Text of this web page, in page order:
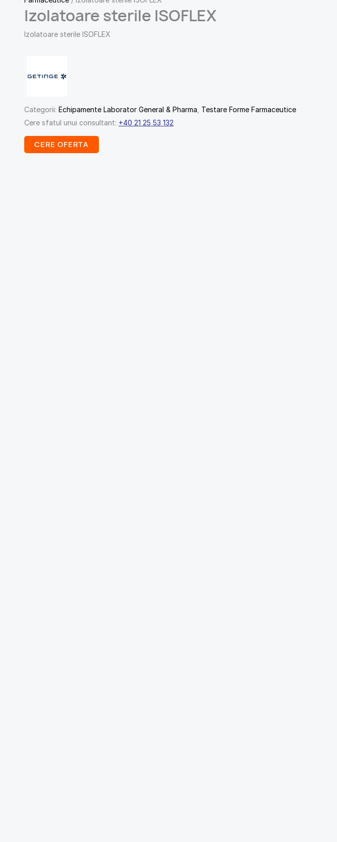
Izolatoare sterile ISOFLEX
Izolatoare sterile ISOFLEX
Categorii:Echipamente Laborator General & Pharma Testare Forme Farmaceutice
Cere sfatul unui consultant: +40 21 25 53 132
CERE OFERTA